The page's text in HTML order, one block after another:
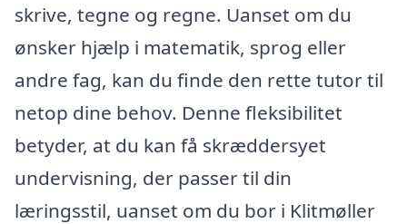
skrive, tegne og regne. Uanset om du
ønsker hjælp i matematik, sprog eller
andre fag, kan du finde den rette tutor til
netop dine behov. Denne fleksibilitet
betyder, at du kan få skræddersyet
undervisning, der passer til din
læringsstil, uanset om du bor i Klitmøller